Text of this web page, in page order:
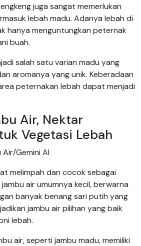
juga sangat memerlukan
lebah madu. Adanya lebah di
hanya menguntungkan peternak
buah.
salah satu varian madu yang
aromanya yang unik. Keberadaan
peternakan lebah dapat menjadi
Air, Nektar
Vegetasi Lebah
Gemini AI
melimpah dan cocok sebagai
air umumnya kecil, berwarna
banyak benang sari putih yang
jambu air pilihan yang baik
lebah.
air, seperti jambu madu, memiliki